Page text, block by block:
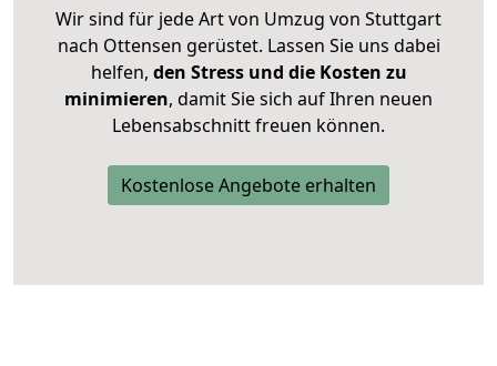
Wir sind für jede Art von Umzug von Stuttgart
nach Ottensen gerüstet. Lassen Sie uns dabei
helfen, den Stress und die Kosten zu
minimieren, damit Sie sich auf Ihren neuen
Lebensabschnitt freuen können.
Kostenlose Angebote erhalten